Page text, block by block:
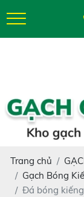
Trang chủ
Gạch Bóng
Đá bóng